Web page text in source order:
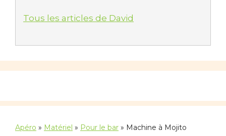
Tous les articles de David
Apéro » Matériel » Pour le bar » Machine à Mojito